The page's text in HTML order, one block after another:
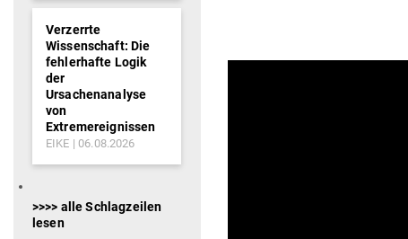
Verzerrte
Wissenschaft: Die
fehlerhafte Logik
der
Ursachenanalyse
von
Extremereignissen
EIKE 06.08.2026
>>>> alle Schlagzeilen
lesen